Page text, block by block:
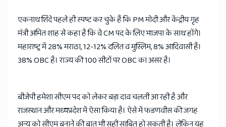
एकनाथ शिंदे पहले ही स्पष्ट कर चुके हैं कि PM मोदी और केंद्रीय गृह
मंत्री अमित शाह से कहा है कि वे CM पद के लिए भाजपा के साथ होंगे।
महाराष्ट्र में 28% मराठा, 12-12% दलित व मुस्लिम, 8% आदिवासी हैं।
38% OBC हैं। राज्य की 100 सीटों पर OBC का असर है।
बीजेपी हमेशा सीएम पद को लेकर बड़ा दाव चलती आ रही है और
राजस्थान और मध्यप्रदेश में ऐसा किया है। ऐसे में फडणवीस की जगह
अन्य को सीएम बनाने की बात भी सही साबित हो सकती है। लेकिन यह